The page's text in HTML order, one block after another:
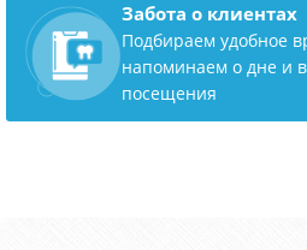
Забота о клиентах
Подбираем удобное
напоминаем о дне и
посещения